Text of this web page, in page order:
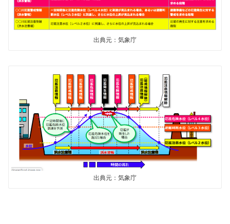
出典元：気象庁
出典元：気象庁